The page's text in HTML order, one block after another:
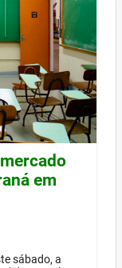
em
sábado, a